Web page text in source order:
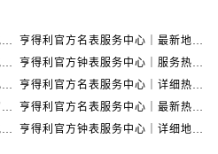
宁夏回族自治区石嘴山市大武口区贺兰山路售后服务中心（需提前预约）
宁夏回族自治区吴忠市利通区开元大道售后服务中心（需提前预约）
宁夏回族自治区银川市兴庆区新华东路97号新百中心C馆一层C1-18号商铺售后服务中心（需提前预约）
宁夏回族自治区中卫市沙坡头区鼓楼东街售后服务中心（需提前预约）
亨得利官方钟表服务中心｜维修地址及售后热线权威信息通知（2026年7月最新）
亨得利官方名表服务中心｜最新地址与客服电话权威信息公示（2026年7月更新）
亨得利官方钟表服务中心｜完整地址与售后热线权威信息通告（2026年7月最新）
亨得利官方钟表服务中心｜服务热线及完整地址权威信息公告（2026年7月最新）
亨得利官方名表服务中心｜完整电话和维修地址权威信息声明（2026年7月最新）
亨得利官方名表服务中心｜详细热线电话及全部网点地址权威信息公示（2026年7月更新）
亨得利官方名表服务中心｜详细官方热线及维修地址权威信息通告（2026年7月更新）
亨得利官方名表服务中心｜最新热线和全部网点地址权威信息公告（2026年7月更新）
亨得利官方钟表服务中心｜详细地址和官方售后电话权威信息公示（2026年7月最新）
亨得利官方钟表服务中心｜详细地址与售后热线电话权威信息公告（2026年7月更新）